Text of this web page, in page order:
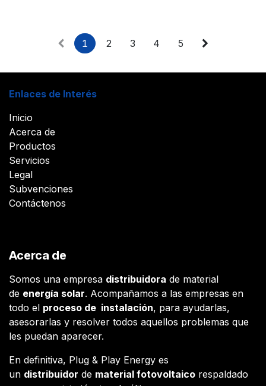
1 2 3 4 5
Enlaces de Interés
Inicio
Acerca de
Productos
Servicios
Legal
Subvenciones
Contáctenos
Acerca de
Somos una empresa distribuidora de material
de energía solar. Acompañamos a las empresas en
todo el proceso de instalación, para ayudarlas,
asesorarlas y resolver todos aquellos problemas que
les puedan aparecer.
En definitiva, Plug & Play Energy es
un distribuidor de material fotovoltaico respaldado